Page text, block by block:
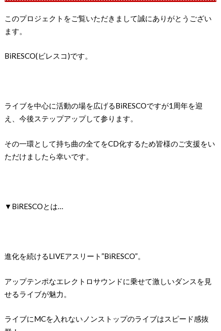
このプロジェクトをご覧いただきまして誠にありがとうござい
ます。
BiRESCO(ビレスコ)です。
ライブを中心に活動の場を広げるBiRESCOですが1周年を迎
え、今後ステップアップして参ります。
その一環として持ち曲の全てをCD化するため皆様のご支援をい
ただけましたら幸いです。
▼BiRESCOとは…
進化を続けるLIVEアスリート”BiRESCO”。
アップテンポなエレクトロサウンドに乗せて激しいダンスを見
せるライブが魅力。
ライブにMCを入れないノンストップのライブはスピード感抜